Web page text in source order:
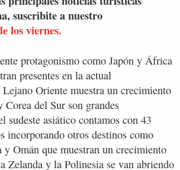
suscribite a nuestro
los viernes.
protagonismo como Japón y África
presentes en la actual
Oriente muestra un crecimiento
Corea del Sur son grandes
sudeste asiático contamos con 43
incorporando otros destinos como
y Omán que muestran un crecimiento
Zelanda y la Polinesia se van abriendo